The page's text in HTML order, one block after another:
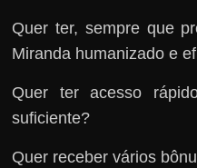
Quer ter, sempre que
Miranda humanizado e
Quer ter acesso
suficiente?
Quer receber vários